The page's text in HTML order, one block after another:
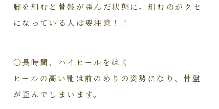
脚を組むと骨盤が歪んだ状態に。組むのがクセ
になっている人は要注意！！
○長時間、ハイヒールをはく
ヒールの高い靴は前のめりの姿勢になり、骨盤
が歪んでしまいます。